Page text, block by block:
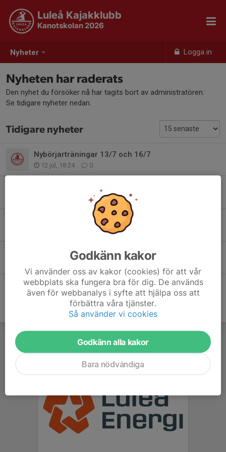
Nyheter Logga in
Luleå Kajakklubb
Kanotskolan 2026
Nyheten har raderats
Den nyhet du försöker nå har tagits bort av administratören.
Se tidigare nyheter nedan.
Tidigare nyheter
Nybörjarträningar 13/7 och 16/7
12 jul, 18:24 0
0
Information från föräldramötet – Kanotskolan 2026
Kanotskolan 2026: Anmälan är öppen!
Godkänn kakor
Vi använder oss av kakor (cookies) för att vår
webbplats ska fungera bra för dig. De används
även för webbanalys i syfte att hjälpa oss att
förbättra våra tjänster.
Så använder vi cookies
Godkänn alla kakor
Bara nödvändiga